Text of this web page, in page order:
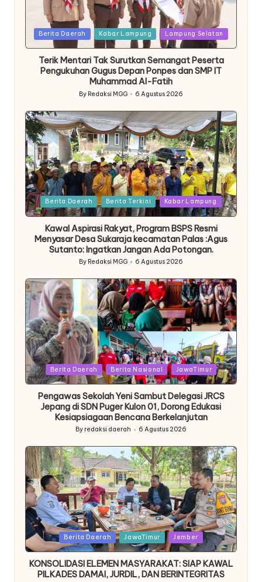
Posted
Berita Daerah Kabar Lampung Lampung Selatan
Terik Mentari Tak Surutkan Semangat Peserta
Pengukuhan Gugus Depan Ponpes dan SMP IT
Muhammad Al-Fatih
Posted
By Redaksi MGG 6 Agustus 2026
Posted
in
Berita Daerah Berita Terkini Kabar Lampung
Kawal Aspirasi Rakyat, Program BSPS Resmi
Menyasar Desa Sukaraja kecamatan Palas :Agus
Sutanto: Ingatkan Jangan Ada Potongan.
Posted
by
By Redaksi MGG 6 Agustus 2026
Posted
in
Berita Daerah Berita Nasional JawaTimur
Pengawas Sekolah Yeni Sambut Delegasi JRCS
Jepang di SDN Puger Kulon 01, Dorong Edukasi
Kesiapsiagaan Bencana Berkelanjutan
Posted
by
By redaksi daerah 6 Agustus 2026
Posted
in
Berita Daerah JawaTimur Jember
KONSOLIDASI ELEMEN MASYARAKAT: SIAP KAWAL
PILKADES DAMAI, JURDIL, DAN BERINTEGRITAS